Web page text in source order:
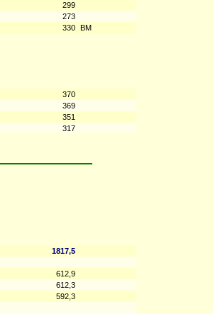
299
273
330 BM
370
369
351
317
1817,5
612,9
612,3
592,3